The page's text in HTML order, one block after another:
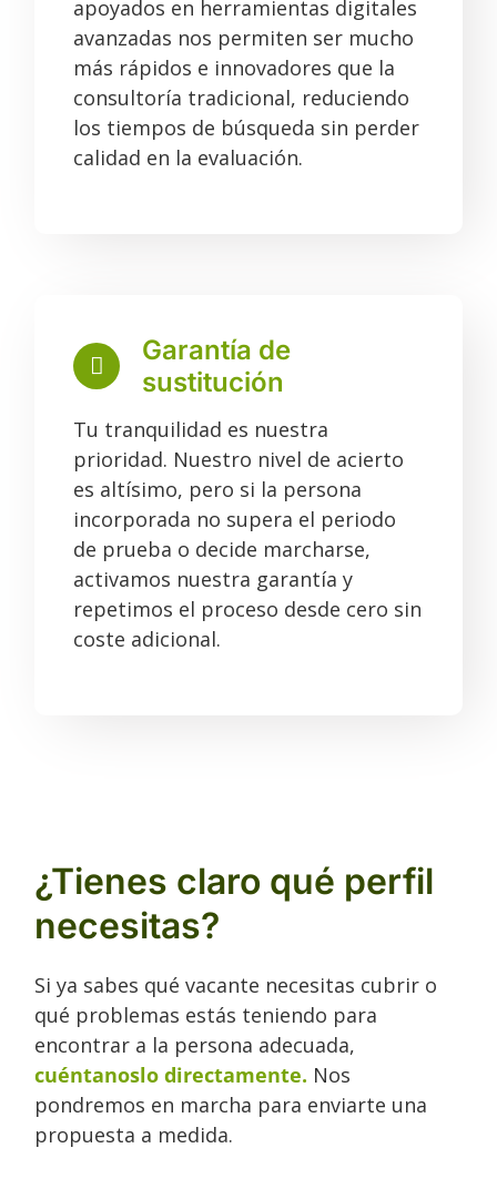
apoyados en herramientas digitales
avanzadas nos permiten ser mucho
más rápidos e innovadores que la
consultoría tradicional, reduciendo
los tiempos de búsqueda sin perder
calidad en la evaluación.
Garantía de
sustitución
Tu tranquilidad es nuestra
prioridad. Nuestro nivel de acierto
es altísimo, pero si la persona
incorporada no supera el periodo
de prueba o decide marcharse,
activamos nuestra garantía y
repetimos el proceso desde cero sin
coste adicional.
¿Tienes claro qué perfil
necesitas?
Si ya sabes qué vacante necesitas cubrir o
qué problemas estás teniendo para
encontrar a la persona adecuada,
cuéntanoslo directamente. Nos
pondremos en marcha para enviarte una
propuesta a medida.